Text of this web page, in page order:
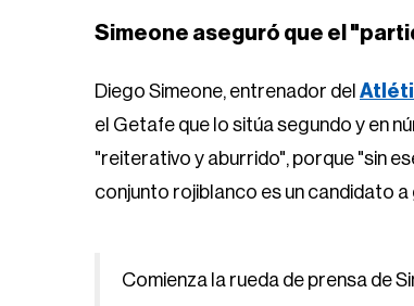
Simeone aseguró que el
Diego Simeone, entrenador del
el Getafe que lo sitúa segundo y en
"reiterativo y aburrido", porque "sin
conjunto rojiblanco es un candidato a
Comienza la rueda de prensa de